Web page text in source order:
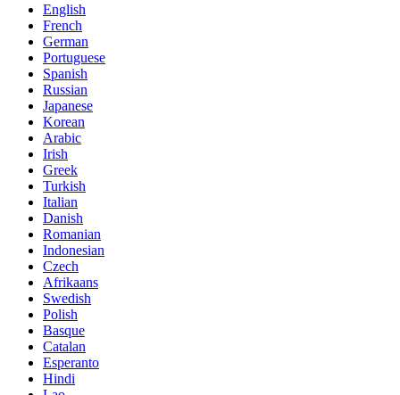
English
French
German
Portuguese
Spanish
Russian
Japanese
Korean
Arabic
Irish
Greek
Turkish
Italian
Danish
Romanian
Indonesian
Czech
Afrikaans
Swedish
Polish
Basque
Catalan
Esperanto
Hindi